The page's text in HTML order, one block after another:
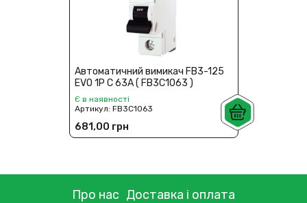
Автоматичний вимикач FB3-125
EVO 1P C 63А ( FB3C1063 )
Є в наявності
Артикул:FB3C1063
681,00 грн
Про нас Доставка і оплата